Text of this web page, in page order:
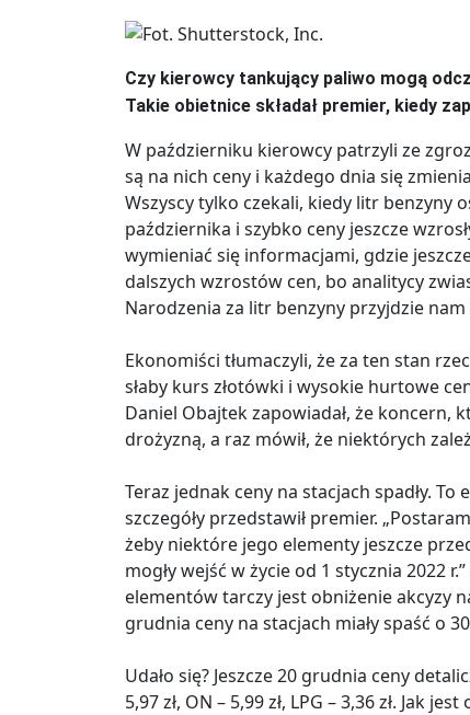
Czy kierowcy tankujący paliwo mogą
Takie obietnice składał premier, kiedy
W październiku kierowcy patrzyli ze
są na nich ceny i każdego dnia się
Wszyscy tylko czekali, kiedy litr benzyny
października i szybko ceny jeszcze
wymieniać się informacjami, gdzie
dalszych wzrostów cen, bo analitycy
Narodzenia za litr benzyny przyjdzie nam
Ekonomiści tłumaczyli, że za ten stan
słaby kurs złotówki i wysokie hurtowe
Daniel Obajtek zapowiadał, że koncern,
drożyzną, a raz mówił, że niektórych
Teraz jednak ceny na stacjach spadły.
szczegóły przedstawił premier.
żeby niektóre jego elementy jeszcze
mogły wejść w życie od 1 stycznia 2022
elementów tarczy jest obniżenie akcyzy
grudnia ceny na stacjach miały spaść o
Udało się? Jeszcze 20 grudnia ceny
5,97 zł, ON – 5,99 zł, LPG – 3,36 zł. Jak